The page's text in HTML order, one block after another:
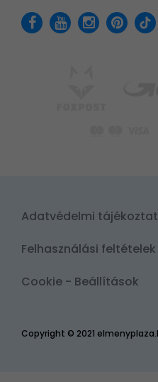
Copyright © 2021
Adatvédelmi
Felhasználási feltételek
Cookie - Beállítások